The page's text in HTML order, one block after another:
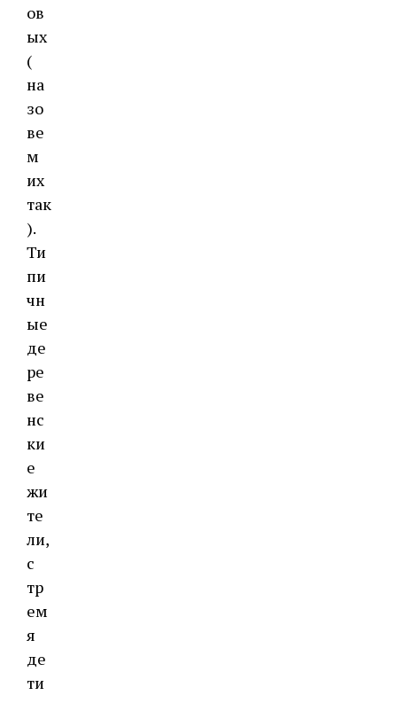
ов
ых
(
на
зо
ве
м
их
так
).
Ти
пи
чн
ые
де
ре
ве
нс
ки
е
жи
те
ли,
с
тр
ем
я
де
ти